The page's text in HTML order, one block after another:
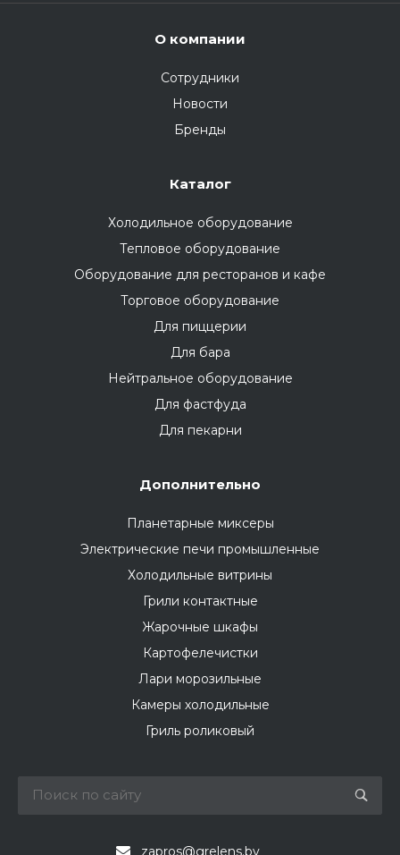
О компании
Сотрудники
Новости
Бренды
Каталог
Холодильное оборудование
Тепловое оборудование
Оборудование для ресторанов и кафе
Торговое оборудование
Для пиццерии
Для бара
Нейтральное оборудование
Для фастфуда
Для пекарни
Дополнительно
Планетарные миксеры
Электрические печи промышленные
Холодильные витрины
Грили контактные
Жарочные шкафы
Картофелечистки
Лари морозильные
Камеры холодильные
Гриль роликовый
zapros@grelens.by